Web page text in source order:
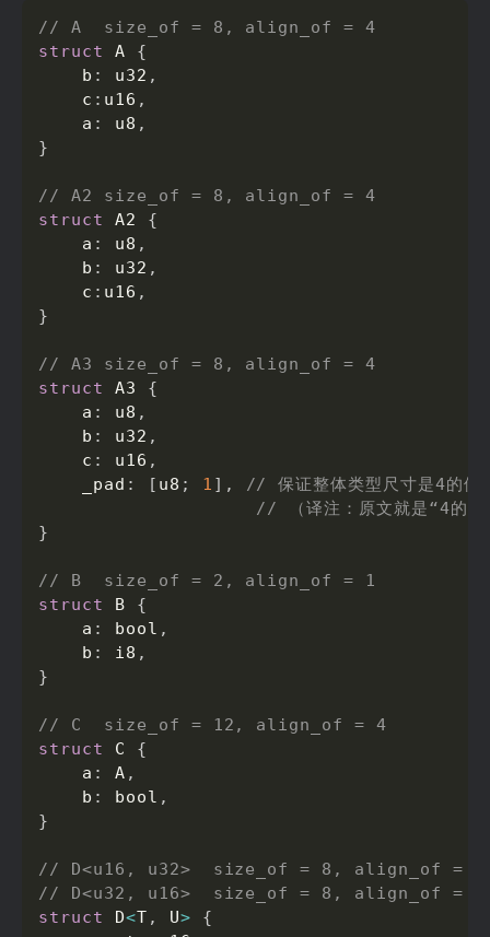
// A  size_of = 8, align_of = 4
struct
A {
    b
: u32 ,
    c
: u16 ,
    a
: u8 ,
}
// A2 size_of = 8, align_of = 4
struct
A2 {
    a
: u8 ,
    b
: u32 ,
    c
: u16 ,
}
// A3 size_of = 8, align_of = 4
struct
A3 {
    a
: u8 ,
    b
: u32 ,
    c
: u16 ,
    _pad
: [ u8 ; 1 ] ,
// 保证整体类型尺寸是4的倍
// （译注：原文就是“4的倍
}
// B  size_of = 2, align_of = 1
struct
B {
    a
: bool ,
    b
: i8 ,
}
// C  size_of = 12, align_of = 4
struct
C {
    a
: A ,
    b
: bool ,
}
// D<u16, u32>  size_of = 8, align_of = 4
// D<u32, u16>  size_of = 8, align_of = 4
struct
D<T , U>
{